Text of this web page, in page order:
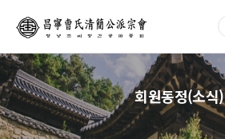
회원동정(소식)